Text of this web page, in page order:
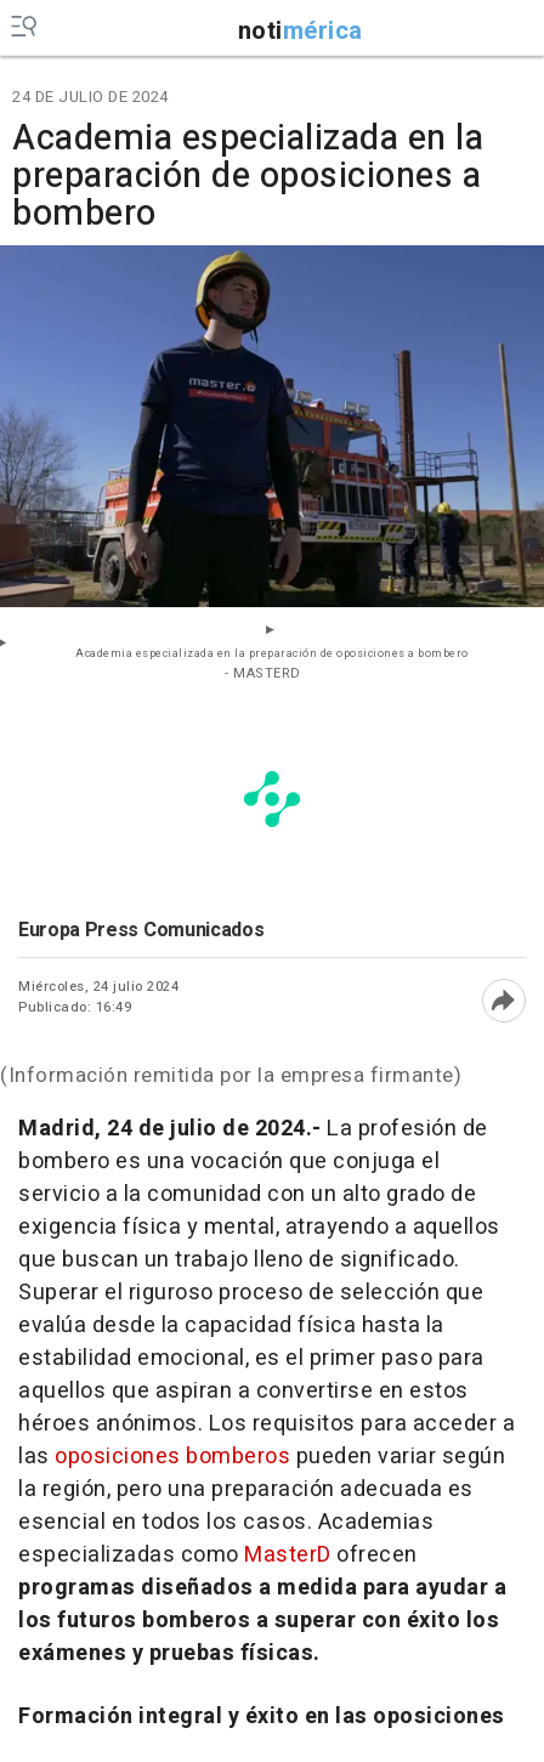
notimérica
24 DE JULIO DE 2024
Academia especializada en la
preparación de oposiciones a
bombero
Academia especializada en la preparación de oposiciones a bombero
- MASTERD
Europa Press Comunicados
Miércoles, 24 julio 2024
Publicado: 16:49
(Información remitida por la empresa firmante)
Madrid, 24 de julio de 2024.- La profesión de
bombero es una vocación que conjuga el
servicio a la comunidad con un alto grado de
exigencia física y mental, atrayendo a aquellos
que buscan un trabajo lleno de significado.
Superar el riguroso proceso de selección que
evalúa desde la capacidad física hasta la
estabilidad emocional, es el primer paso para
aquellos que aspiran a convertirse en estos
héroes anónimos. Los requisitos para acceder a
las oposiciones bomberos pueden variar según
la región, pero una preparación adecuada es
esencial en todos los casos. Academias
especializadas como MasterD ofrecen
programas diseñados a medida para ayudar a
los futuros bomberos a superar con éxito los
exámenes y pruebas físicas.
Formación integral y éxito en las oposiciones